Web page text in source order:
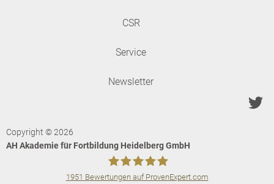
CSR
Service
Newsletter
Copyright © 2026
AH Akademie für Fortbildung Heidelberg GmbH
1951 Bewertungen auf ProvenExpert.com